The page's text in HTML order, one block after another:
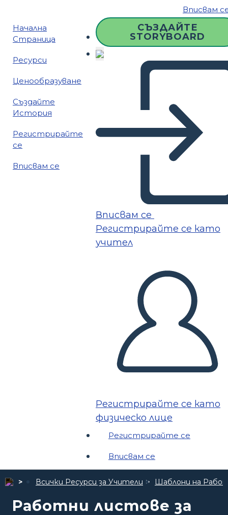
Вписвам
Начална
Страница
Ресурси
Ценообразуване
Създайте
История
Регистрирайте
се
Вписвам се
СЪЗДАЙТЕ
STORYBOARD
Вписвам се
Регистрирайте се като
учител
Регистрирайте се като
физическо лице
Регистрирайте се
Вписвам се
Всички Ресурси за Учители Шаблони на
Работни листове за